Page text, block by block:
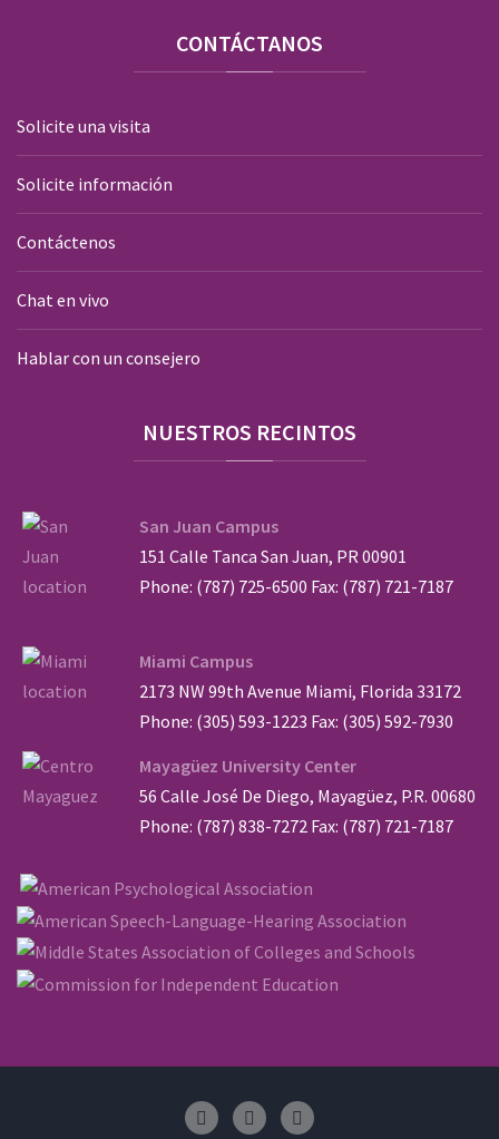
CONTÁCTANOS
Solicite una visita
Solicite información
Contáctenos
Chat en vivo
Hablar con un consejero
NUESTROS RECINTOS
San Juan Campus
151 Calle Tanca San Juan, PR 00901
Phone: (787) 725-6500 Fax: (787) 721-7187
Miami Campus
2173 NW 99th Avenue Miami, Florida 33172
Phone: (305) 593-1223 Fax: (305) 592-7930
Mayagüez University Center
56 Calle José De Diego, Mayagüez, P.R. 00680
Phone: (787) 838-7272 Fax: (787) 721-7187